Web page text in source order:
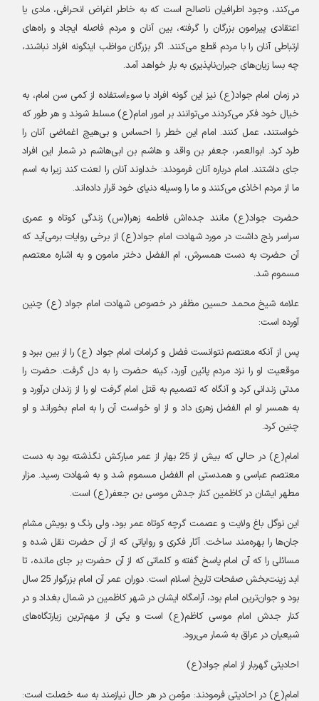
می‏‌کند، وجود اطرافیان ناصالح است که به خاطر اغراض‏ انحرافی، مادی یا
اعتقادی پیرامون بزرگان را گرفته، بین آنان و مردم فاصله ایجاد و راه‌های
ارتباطی آنان را با مردم قطع می‏‌کنند. اگر بزرگان مواظب اینگونه افراد نباشند،
چه ‏بسا زیان‌های جبران‌ناپذیری به بار خواهد آمد.
در زمان امام جواد(ع) نیز این گونه افراد با سوء‌استفاده از کمی سن امام، به
خیال خود فکر می‏‌کردند می‏‌توانند بر امور امام(ع) ‏مسلط شوند و هر طور که
خواستند، عمل کنند. امام این خطر را احساس و بی‏‌هیچ اغماضی آنان را
طرد کرد. ابوالعمر، جعفر بن ‏واقد و هاشم بن ابی‏‌هاشم در شمار این افراد
جای داشتند. امام درباره آنان فرمودند: خداوند آنان را لعنت کند زیرا به اسم
ما از مردم اخاذی می‏‌کنند و ما را وسیله دنیای خود قرار داده‏‌اند.
حضرت جواد(ع) مانند جده‌اش فاطمه زهرا(س) زندگی کوتاه و عمری
سراسر رنج داشت در مورد شهادت امام جواد(ع) از برخی روایات برمی‌آید که
آن حضرت به دست همسرش، ام الفضل دختر مامون و به اشاره معتصم
مسموم شد.
علامه شیخ محمد حسین مظفر در خصوص شهادت امام جواد (ع) چنین
آورده است:
پس از آنکه معتصم نتوانست فضل و کرامات امام جواد (ع) را از بین ببرد و
موقعیت او را نزد مردم پائین آورد، کینه حضرت را به دل گرفت. حضرت را
مدتی زندانی کرد و آنگاه که تصمیم به قتل امام گرفت او را از زندان درآورد و
به همسر او ام الفضل زهری داد و از او خواست آن را به امام بخوراند و او
چنین کرد.
امام(ع) در حالی که بیش از 25 بهار از عمر مبارکش نگذشته بود به دست
معتصم عباسی و همدستی ام الفضل مسموم شد و به شهادت رسید. مزار
مطهر ایشان در کاظمین کنار جدش موسی بن جعفر(ع) است.
این نوگل باغ ولایت و عصمت گرچه کوتاه عمر بود، ولی رنگ و بویش مشام
جان‌ها را بهره‌مند ساخت. آثار فکری و روایاتی که از آن حضرت نقل شده و
مسائلی را که آن امام پاسخ گفته و کلماتی که از آن حضرت بر جای مانده، تا
ابد زینت‌بخش صفحات تاریخ اسلام است. دوران عمر آن امام بزرگوار 25 سال
بود و جوان‌ترین امام بود، آرامگاه ایشان در شهر کاظمین در شمال بغداد و در
کنار جدش امام موسی کاظم(ع) است و یکی از مهم‌ترین زیارتگاه‌های
شیعیان در عراق به شمار می‌رود.
احادیثی گهربار از امام جواد(ع)
امام(ع) در احادیثی فرمودند: مؤمن در هر حال نیازمند به سه خصلت است: